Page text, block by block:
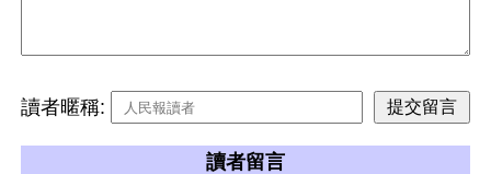
讀者暱稱:
讀者留言